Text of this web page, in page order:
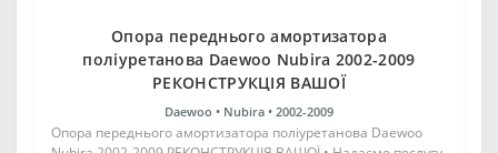
Опора переднього амортизатора
поліуретанова Daewoo Nubira 2002-2009
РЕКОНСТРУКЦІЯ ВАШОЇ
Daewoo • Nubira • 2002-2009
Опора переднього амортизатора поліуретанова Daewoo